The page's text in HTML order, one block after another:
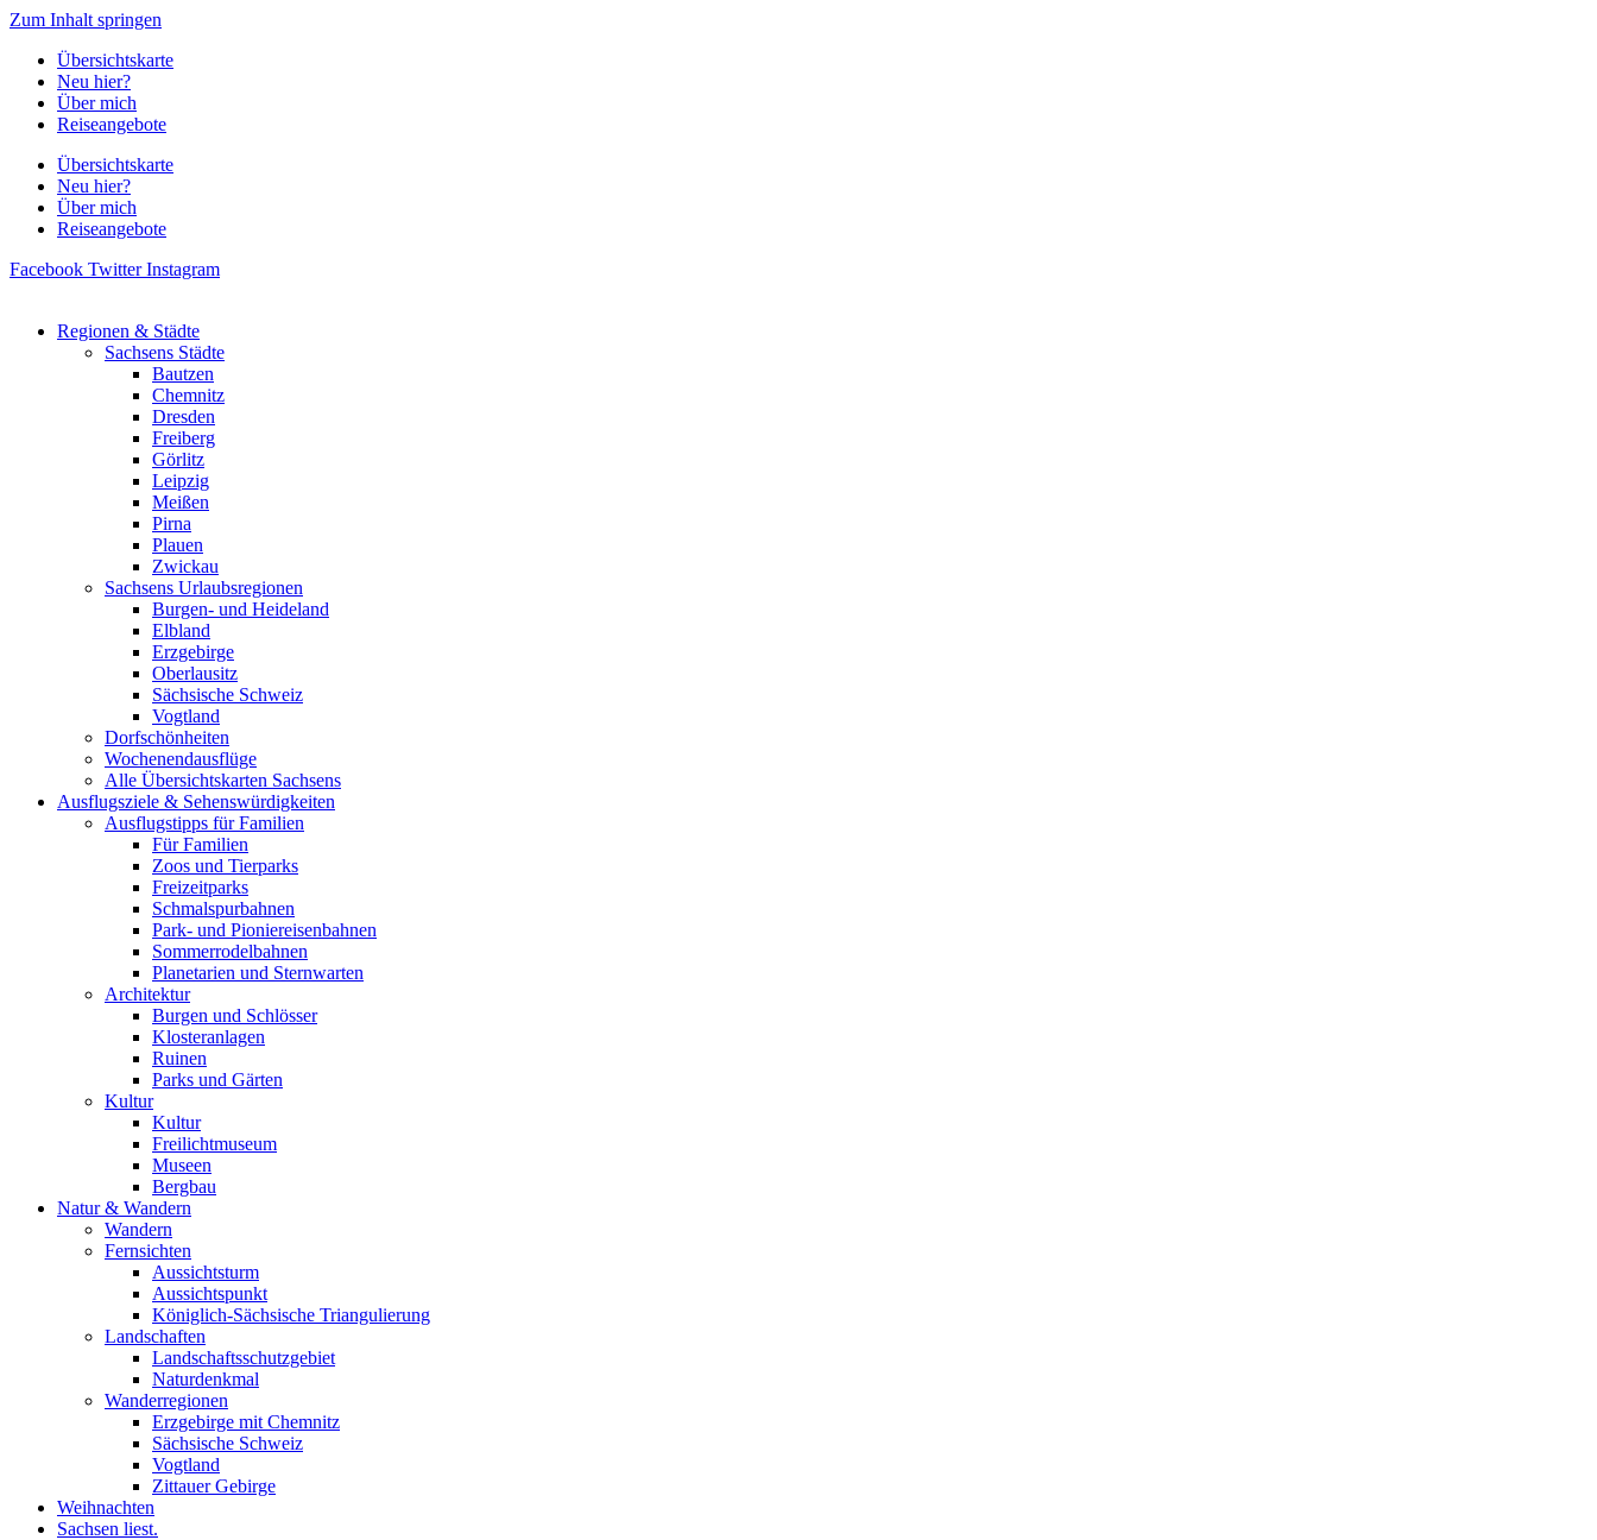
Zum Inhalt springen
Übersichtskarte
Neu hier?
Über mich
Reiseangebote
Übersichtskarte
Neu hier?
Über mich
Reiseangebote
Facebook Twitter Instagram
Regionen & Städte
Sachsens Städte
Bautzen
Chemnitz
Dresden
Freiberg
Görlitz
Leipzig
Meißen
Pirna
Plauen
Zwickau
Sachsens Urlaubsregionen
Burgen- und Heideland
Elbland
Erzgebirge
Oberlausitz
Sächsische Schweiz
Vogtland
Dorfschönheiten
Wochenendausflüge
Alle Übersichtskarten Sachsens
Ausflugsziele & Sehenswürdigkeiten
Ausflugstipps für Familien
Für Familien
Zoos und Tierparks
Freizeitparks
Schmalspurbahnen
Park- und Pioniereisenbahnen
Sommerrodelbahnen
Planetarien und Sternwarten
Architektur
Burgen und Schlösser
Klosteranlagen
Ruinen
Parks und Gärten
Kultur
Kultur
Freilichtmuseum
Museen
Bergbau
Natur & Wandern
Wandern
Fernsichten
Aussichtsturm
Aussichtspunkt
Königlich-Sächsische Triangulierung
Landschaften
Landschaftsschutzgebiet
Naturdenkmal
Wanderregionen
Erzgebirge mit Chemnitz
Sächsische Schweiz
Vogtland
Zittauer Gebirge
Weihnachten
Sachsen liest.